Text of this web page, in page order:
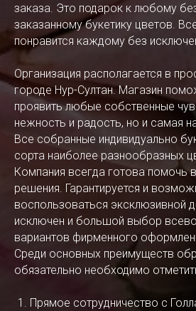
заказа. Это подарок к любому
заказанному букетику цветов.
понравится каждому без
Организация располагается в
городе Нур-Султан. Магазин
проявить любые собственные
нежность и радость, но и самая
Все собранные индивидуально
сорта наиболее разнообразных
Компания всегда готова помочь
решения. Гарантируется и
воспользоваться эксклюзивной
исключен и большой выбор
вариантов фирменного
Среди основных преимуществ
обязательно необходимо
Прямое сотрудничество с